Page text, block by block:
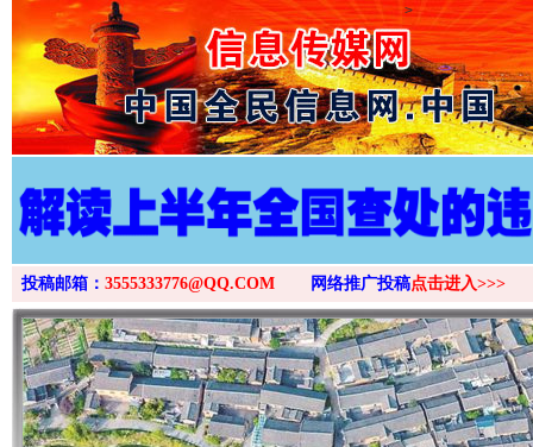
>
投稿邮箱： 3555333776@QQ.COM 网络推广投稿点击进入>>>